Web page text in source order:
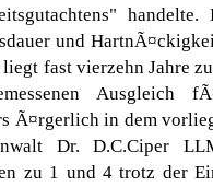
und
fast vierzehn Jahre
Ausgleich
Ã¤rgerlich in dem
Dr. D.C.Ciper
zu 1 und 4 trotz der